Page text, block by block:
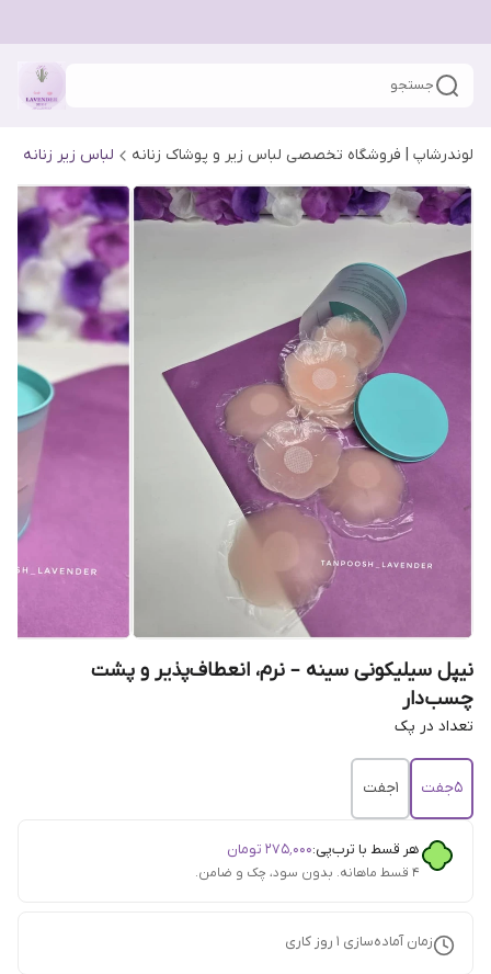
جستجو
لوندرشاپ | فروشگاه تخصصی لباس زیر و پوشاک زنانه لباس زیر زنانه
نیپل سیلیکونی سینه – نرم، انعطاف‌پذیر و پشت
چسب‌دار
تعداد در پک
5جفت 1جفت
هر قسط با ترب‌پی:۲۷۵٬۰۰۰ تومان
۴ قسط ماهانه. بدون سود، چک و ضامن.
زمان آماده‌سازی 1 روز کاری